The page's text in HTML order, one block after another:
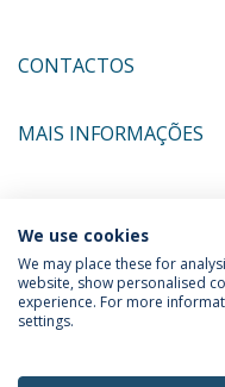
CONTACTOS
MAIS INFORMAÇÕES
COORDENADORES
Política de
We use cookies
We may place these for
website, show personalised
experience. For more
settings.